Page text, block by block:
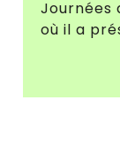
Journées
où il a